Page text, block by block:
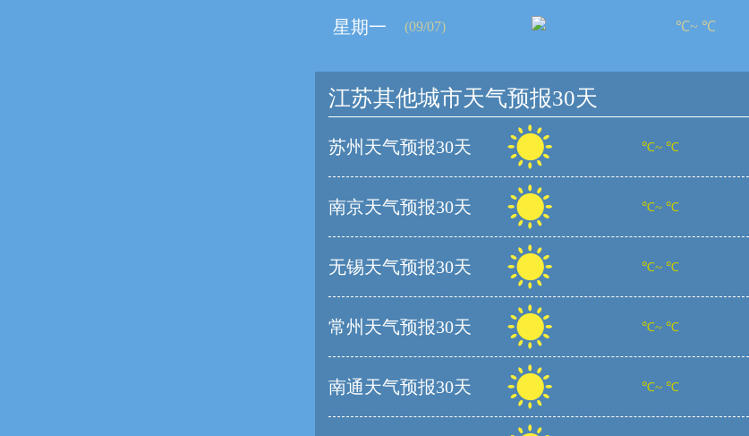
星期一 (09/07) ℃~ ℃
江苏其他城市天气预报30天
苏州天气预报30天 ℃~ ℃
南京天气预报30天 ℃~ ℃
无锡天气预报30天 ℃~ ℃
常州天气预报30天 ℃~ ℃
南通天气预报30天 ℃~ ℃